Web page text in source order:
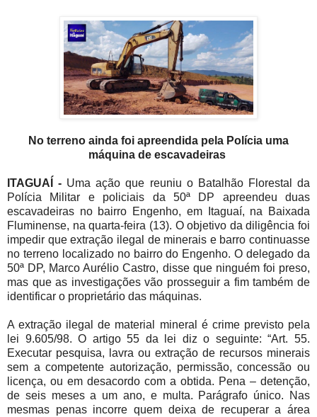
No terreno ainda foi apreendida pela Polícia uma
máquina de escavadeiras
ITAGUAÍ - Uma ação que reuniu o Batalhão Florestal da
Polícia Militar e policiais da 50ª DP apreendeu duas
escavadeiras no bairro Engenho, em Itaguaí, na Baixada
Fluminense, na quarta-feira (13). O objetivo da diligência foi
impedir que extração ilegal de minerais e barro continuasse
no terreno localizado no bairro do Engenho. O delegado da
50ª DP, Marco Aurélio Castro, disse que ninguém foi preso,
mas que as investigações vão prosseguir a fim também de
identificar o proprietário das máquinas.
A extração ilegal de material mineral é crime previsto pela
lei 9.605/98. O artigo 55 da lei diz o seguinte: “Art. 55.
Executar pesquisa, lavra ou extração de recursos minerais
sem a competente autorização, permissão, concessão ou
licença, ou em desacordo com a obtida. Pena – detenção,
de seis meses a um ano, e multa. Parágrafo único. Nas
mesmas penas incorre quem deixa de recuperar a área